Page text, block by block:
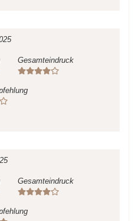
Gesamteindruck
Gesamteindruck